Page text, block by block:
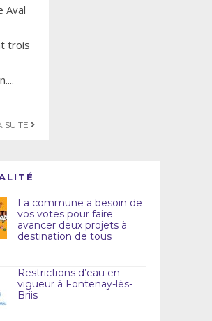
Aval
trois
...
SUITE
La commune a besoin de
vos votes pour faire
avancer deux projets à
destination de tous
Restrictions d’eau en
vigueur à Fontenay-lès-
Briis